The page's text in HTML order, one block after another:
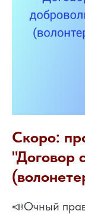
Скоро:
"Договор
📣Очный